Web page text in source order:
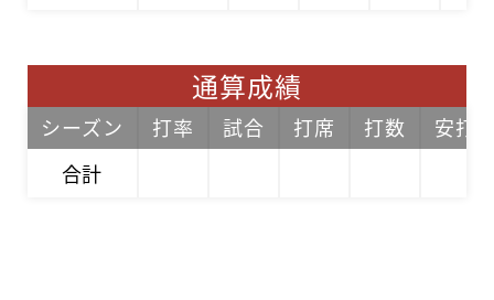
通算成績
シーズン 打率 試合 打席 打数
安打
合計